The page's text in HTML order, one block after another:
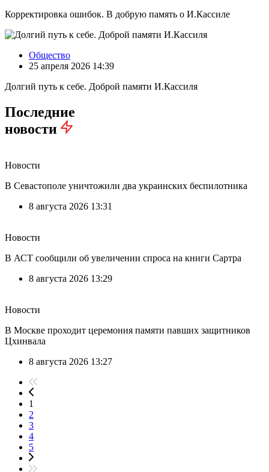
Корректировка ошибок. В добрую память о И.Кассиле
Общество
25 апреля 2026 14:39
Долгий путь к себе. Доброй памяти И.Кассиля
Последние
новости
Новости
В Севастополе уничтожили два украинских беспилотника
8 августа 2026 13:31
Новости
В АСТ сообщили об увеличении спроса на книги Сартра
8 августа 2026 13:29
Новости
В Москве проходит церемония памяти павших защитников
Цхинвала
8 августа 2026 13:27
1
2
3
4
5